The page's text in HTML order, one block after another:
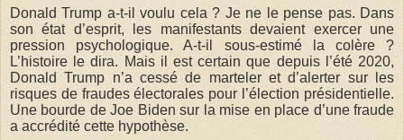
Donald Trump a-t-il voulu cela ? Je ne le pense pas. Dans
son état d’esprit, les manifestants devaient exercer une
pression psychologique. A-t-il sous-estimé la colère ?
L’histoire le dira. Mais il est certain que depuis l’été 2020,
Donald Trump n’a cessé de marteler et d’alerter sur les
risques de fraudes électorales pour l’élection présidentielle.
Une bourde de Joe Biden sur la mise en place d’une fraude
a accrédité cette hypothèse.